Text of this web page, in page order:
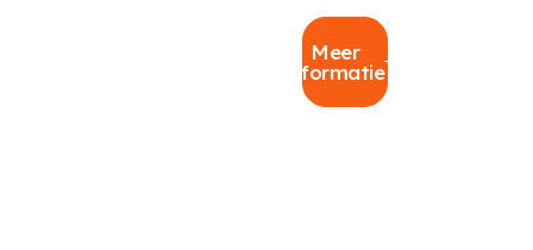
Meer
informatie